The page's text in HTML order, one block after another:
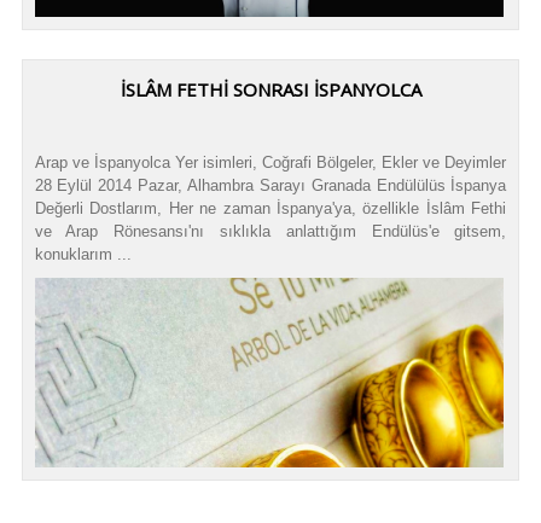
İSLÂM FETHİ SONRASI İSPANYOLCA
Arap ve İspanyolca Yer isimleri, Coğrafi Bölgeler, Ekler ve Deyimler
28 Eylül 2014 Pazar, Alhambra Sarayı Granada Endülülüs İspanya
Değerli Dostlarım, Her ne zaman İspanya'ya, özellikle İslâm Fethi
ve Arap Rönesansı'nı sıklıkla anlattığım Endülüs'e gitsem,
konuklarım ...